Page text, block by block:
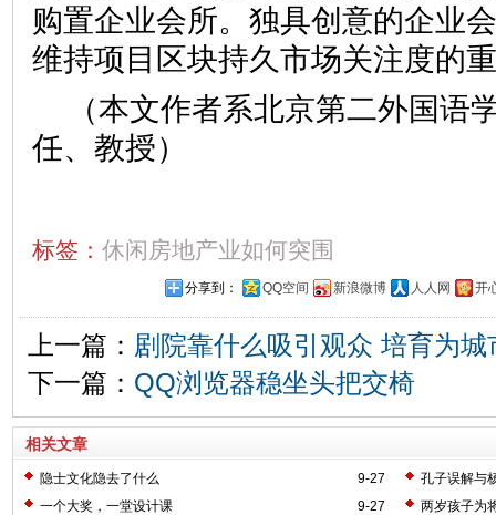
购置企业会所。独具创意的企业
维持项目区块持久市场关注度
（本文作者系北京第二外国语
任、教授）
标签： 休闲房地产业如何突围
分享到： QQ空间 新浪微博 人人网 开
上一篇： 剧院靠什么吸引观众 培育为
下一篇： QQ浏览器稳坐头把交椅
相关文章
9-27
隐士文化隐去了什么
孔子误解与
9-27
一个大奖，一堂设计课
两岁孩子为